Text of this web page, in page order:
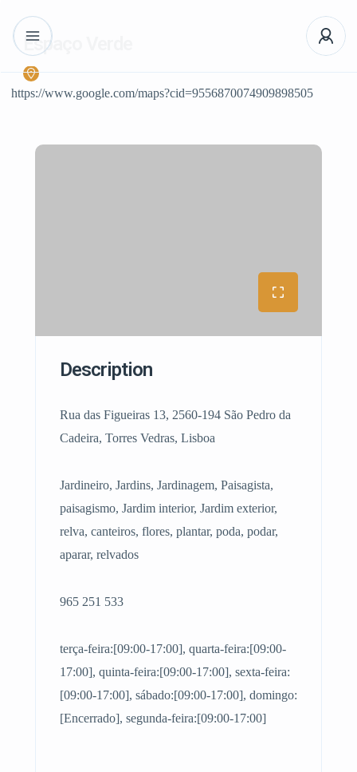
Espaço Verde
https://www.google.com/maps?cid=9556870074909898505
Description
Rua das Figueiras 13, 2560-194 São Pedro da
Cadeira, Torres Vedras, Lisboa
Jardineiro, Jardins, Jardinagem, Paisagista,
paisagismo, Jardim interior, Jardim exterior,
relva, canteiros, flores, plantar, poda, podar,
aparar, relvados
965 251 533
terça-feira:[09:00-17:00], quarta-feira:[09:00-
17:00], quinta-feira:[09:00-17:00], sexta-feira:
[09:00-17:00], sábado:[09:00-17:00], domingo:
[Encerrado], segunda-feira:[09:00-17:00]